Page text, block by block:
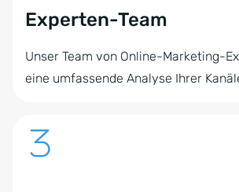
Experten-Team
Unser Team von Online-Marketing-
eine umfassende Analyse Ihrer